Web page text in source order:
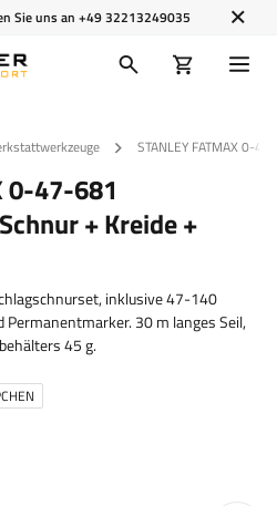
Sie uns an +49 32213249035
STANLEY FATMAX 0-
0-47-681
+ Kreide +
inklusive 47-140
Permanentmarker. 30 m langes Seil,
45 g.